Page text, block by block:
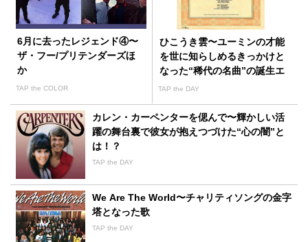
6月に去ったレジェンド④〜
ザ・フー/プリテンダーズほ
か
TAP the COLOR
ひこうき雲〜ユーミンの才能
を世に知らしめるきっかけと
なった“稀代の名曲”の誕生エ
ピソード
TAP the DAY
カレン・カーペンターを偲んで〜輝かしい活
躍の舞台裏で彼女が抱えつづけた“心の闇”と
は！？
TAP the DAY
We Are The World〜チャリティソングの金字
塔となった歌
TAP the DAY